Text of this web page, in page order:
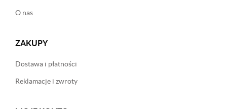
O nas
ZAKUPY
Dostawa i płatności
Reklamacje i zwroty